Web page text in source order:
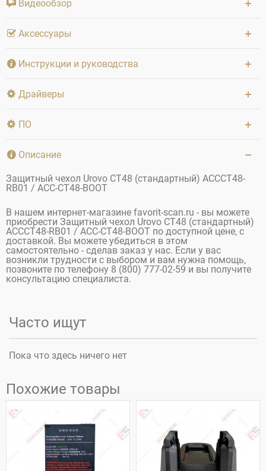
Видеообзор
Аксессуары
Инструкции и руководства
Драйверы
ПО
Описание
Защитный чехол Urovo СT48 (стандартный) ACCCT48-
RB01 / ACC-CT48-BOOT
В нашем интернет-магазине favorit-scan.ru - вы можете
приобрести Защитный чехол Urovo СT48 (стандартный)
ACCCT48-RB01 / ACC-CT48-BOOT по доступной цене, с
доставкой. Вы можете убедиться в этом
самостоятельно - сделав заказ у нас. Если у вас
возникли трудности с выбором и вам нужна помощь,
позвоните по телефону 8 (800) 777-02-59 и вы получите
консультацию специалиста.
Часто ищут
Пока что здесь ничего нет
Похожие товары